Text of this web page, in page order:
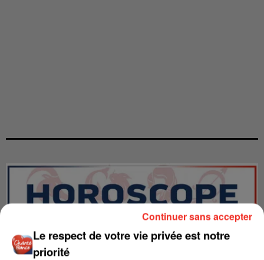
Le respect de votre vie privée est notre
priorité
Continuer sans accepter